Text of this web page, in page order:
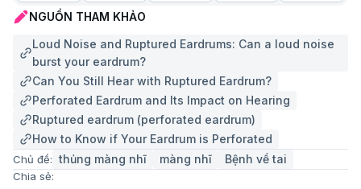
NGUỒN THAM KHẢO
Loud Noise and Ruptured Eardrums: Can a loud noise
burst your eardrum?
Can You Still Hear with Ruptured Eardrum?
Perforated Eardrum and Its Impact on Hearing
Ruptured eardrum (perforated eardrum)
How to Know if Your Eardrum is Perforated
Chủ đề: thủng màng nhĩ màng nhĩ Bệnh về tai
Chia sẻ: